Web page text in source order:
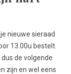
nieuwe sieraad
13.00u bestelt.
de volgende
zijn en wel eens